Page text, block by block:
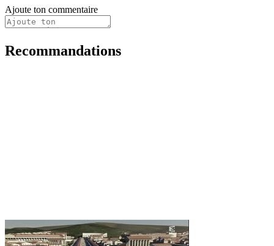
Ajoute ton commentaire
Recommandations